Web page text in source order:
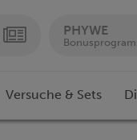
PHYWE
Versuche & Sets